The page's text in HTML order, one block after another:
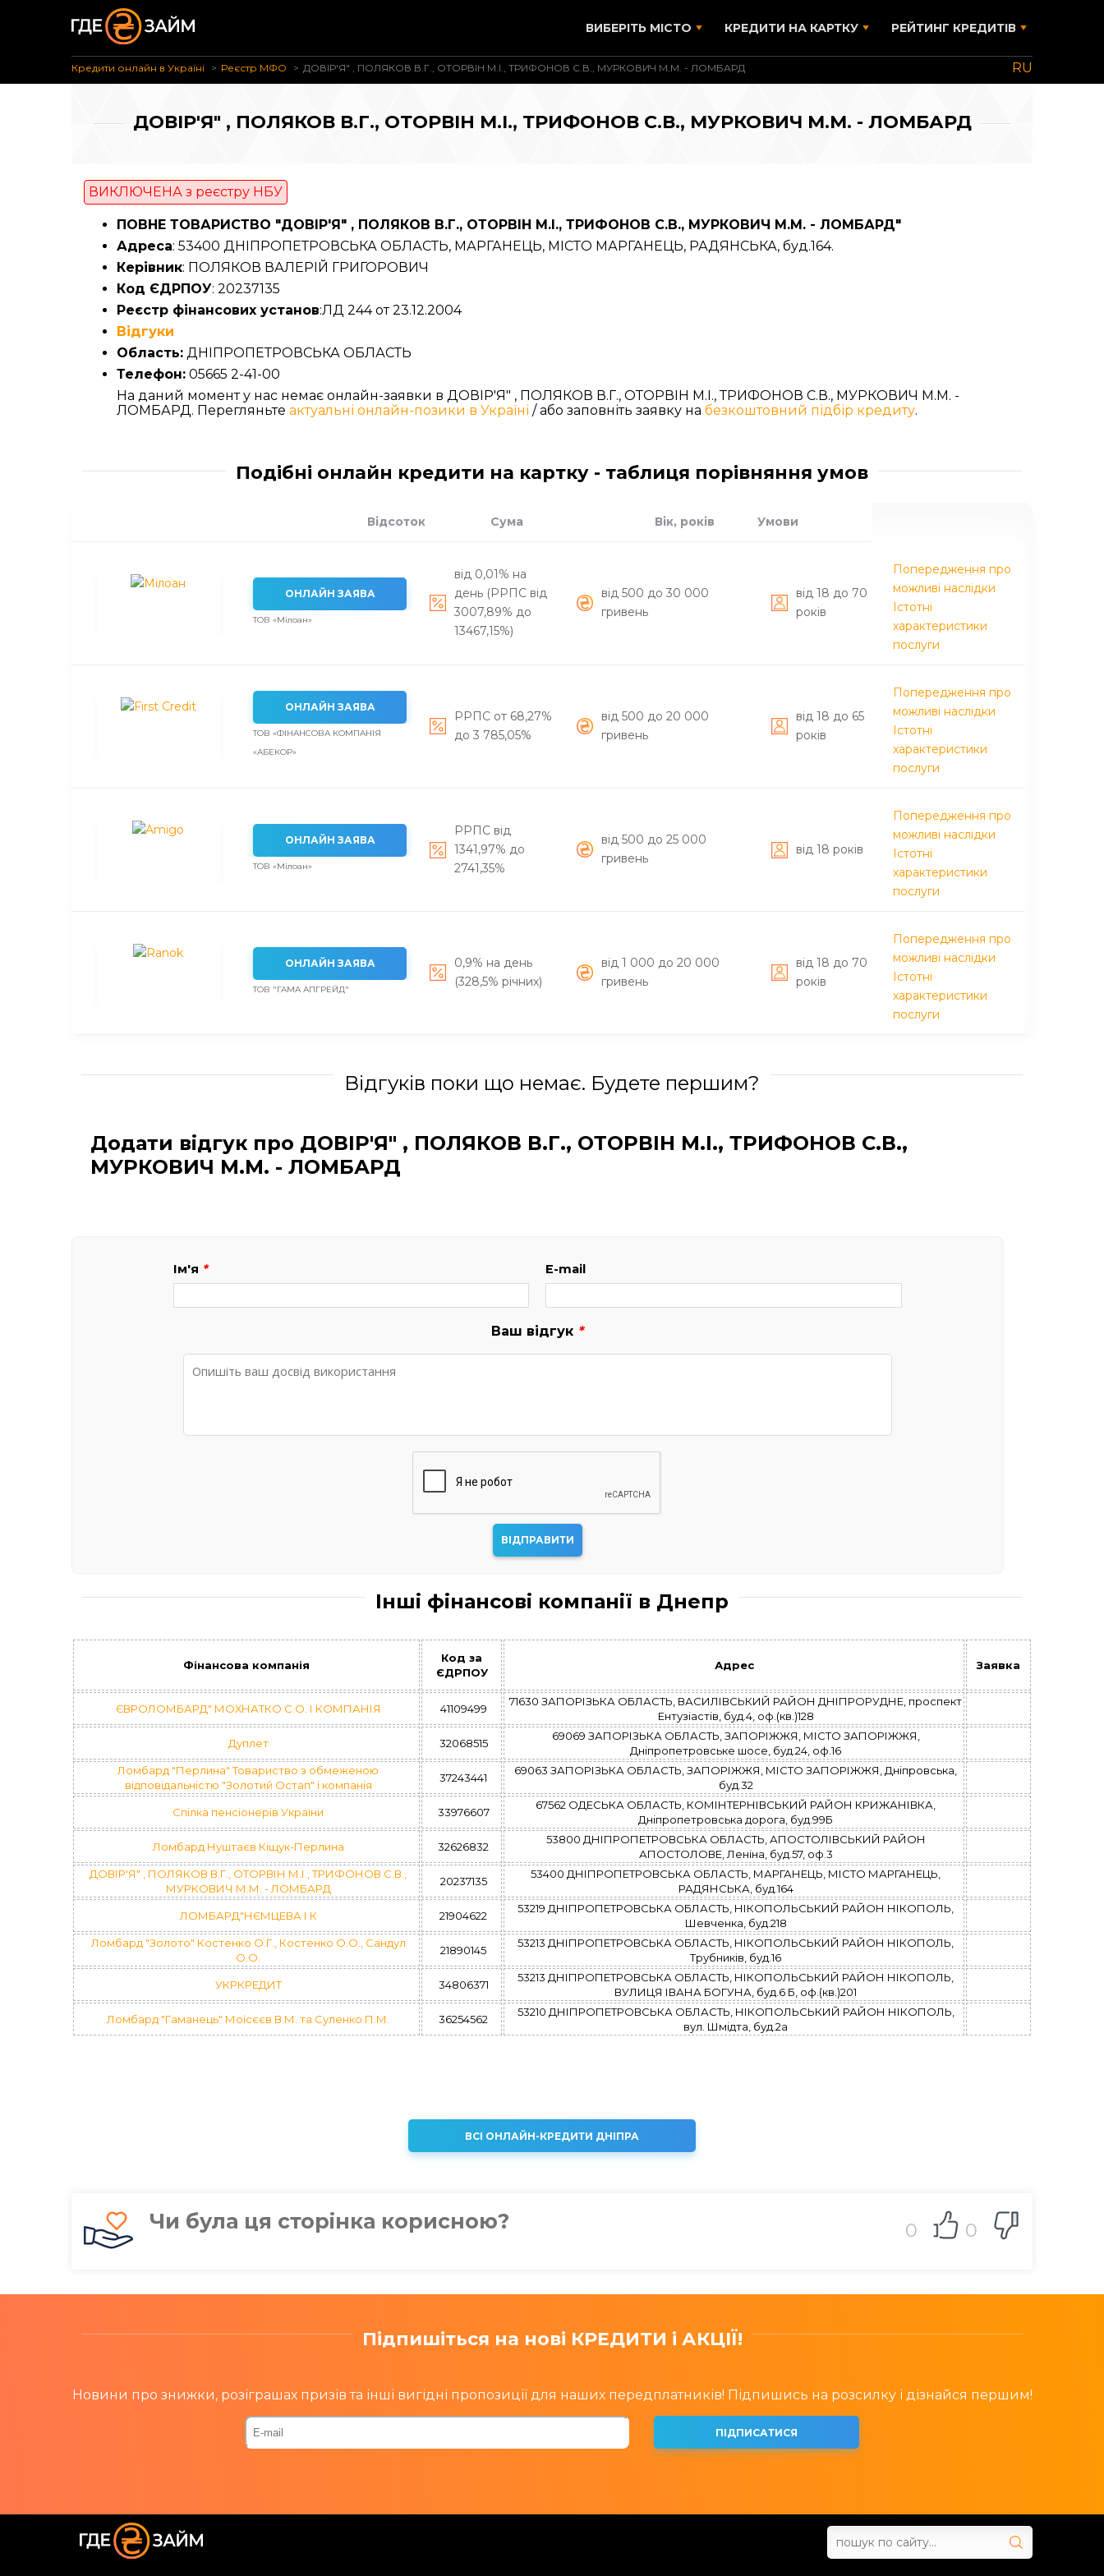
ВИБЕРІТЬ МІСТО КРЕДИТИ НА КАРТКУ РЕЙТИНГ КРЕДИТІВ
Кредити онлайн в Україні Реєстр МФО ДОВІР'Я" , ПОЛЯКОВ В.Г., ОТОРВІН М.І., ТРИФОНОВ С.В., МУРКОВИЧ М.М. - ЛОМБАРД RU
ДОВІР'Я" , ПОЛЯКОВ В.Г., ОТОРВІН М.І., ТРИФОНОВ С.В., МУРКОВИЧ М.М. - ЛОМБАРД
ВИКЛЮЧЕНА з реєстру НБУ
ПОВНЕ ТОВАРИСТВО "ДОВІР'Я" , ПОЛЯКОВ В.Г., ОТОРВІН М.І., ТРИФОНОВ С.В., МУРКОВИЧ М.М. - ЛОМБАРД"
Адреса: 53400 ДНІПРОПЕТРОВСЬКА ОБЛАСТЬ, МАРГАНЕЦЬ, МІСТО МАРГАНЕЦЬ, РАДЯНСЬКА, буд.164.
Керівник: ПОЛЯКОВ ВАЛЕРІЙ ГРИГОРОВИЧ
Код ЄДРПОУ: 20237135
Реєстр фінансових установ:ЛД 244 от 23.12.2004
Відгуки
Область: ДНІПРОПЕТРОВСЬКА ОБЛАСТЬ
Телефон: 05665 2-41-00
На даний момент у нас немає онлайн-заявки в ДОВІР'Я" , ПОЛЯКОВ В.Г., ОТОРВІН М.І., ТРИФОНОВ С.В., МУРКОВИЧ М.М. -
ЛОМБАРД. Перегляньте актуальні онлайн-позики в Україні / або заповніть заявку на безкоштовний підбір кредиту.
Подібні онлайн кредити на картку - таблиця порівняння умов
Відсоток Сума Вік, років Умови
ОНЛАЙН ЗАЯВА
ТОВ «Мілоан»
від 0,01% на
день (РРПС від
3007,89% до
13467,15%)
вiд 500 до 30 000
гривень
вiд 18 до 70
рокiв
Попередження про
можливі наслідки
Істотні
характеристики
послуги
ОНЛАЙН ЗАЯВА
ТОВ «ФІНАНСОВА КОМПАНІЯ
«АБЕКОР»
РРПС от 68,27%
до 3 785,05%
вiд 500 до 20 000
гривень
вiд 18 до 65
рокiв
Попередження про
можливі наслідки
Істотні
характеристики
послуги
ОНЛАЙН ЗАЯВА
ТОВ «Мілоан»
РРПС від
1341,97% до
2741,35%
вiд 500 до 25 000
гривень
вiд 18 рокiв
Попередження про
можливі наслідки
Істотні
характеристики
послуги
ОНЛАЙН ЗАЯВА
ТОВ "ГАМА АПГРЕЙД"
0,9% на день
(328,5% річних)
вiд 1 000 до 20 000
гривень
вiд 18 до 70
рокiв
Попередження про
можливі наслідки
Істотні
характеристики
послуги
Відгуків поки що немає. Будете першим?
Додати відгук про ДОВІР'Я" , ПОЛЯКОВ В.Г., ОТОРВІН М.І., ТРИФОНОВ С.В.,
МУРКОВИЧ М.М. - ЛОМБАРД
Ім'я * E-mail
Ваш відгук *
Інші фінансові компанії в Днепр
Фінансова компанія
Код за
ЄДРПОУ
Адрес Заявка
ЄВРОЛОМБАРД" МОХНАТКО С.О. І КОМПАНІЯ 41109499
71630 ЗАПОРІЗЬКА ОБЛАСТЬ, ВАСИЛІВСЬКИЙ РАЙОН ДНІПРОРУДНЕ, проспект
Ентузіастів, буд.4, оф.(кв.)128
Дуплет 32068515
69069 ЗАПОРІЗЬКА ОБЛАСТЬ, ЗАПОРІЖЖЯ, МІСТО ЗАПОРІЖЖЯ,
Дніпропетровське шосе, буд.24, оф.16
Ломбард "Перлина" Товариство з обмеженою
відповідальністю "Золотий Остап" і компанія
37243441
69063 ЗАПОРІЗЬКА ОБЛАСТЬ, ЗАПОРІЖЖЯ, МІСТО ЗАПОРІЖЖЯ, Дніпровська,
буд.32
Спілка пенсіонерів України 33976607
67562 ОДЕСЬКА ОБЛАСТЬ, КОМІНТЕРНІВСЬКИЙ РАЙОН КРИЖАНІВКА,
Дніпропетровська дорога, буд.99Б
Ломбард Нуштаєв Кіщук-Перлина 32626832
53800 ДНІПРОПЕТРОВСЬКА ОБЛАСТЬ, АПОСТОЛІВСЬКИЙ РАЙОН
АПОСТОЛОВЕ, Леніна, буд.57, оф.3
ДОВІР'Я" , ПОЛЯКОВ В.Г., ОТОРВІН М.І., ТРИФОНОВ С.В.,
МУРКОВИЧ М.М. - ЛОМБАРД
20237135
53400 ДНІПРОПЕТРОВСЬКА ОБЛАСТЬ, МАРГАНЕЦЬ, МІСТО МАРГАНЕЦЬ,
РАДЯНСЬКА, буд.164
ЛОМБАРД"НЄМЦЕВА І К 21904622
53219 ДНІПРОПЕТРОВСЬКА ОБЛАСТЬ, НІКОПОЛЬСЬКИЙ РАЙОН НІКОПОЛЬ,
Шевченка, буд.218
Ломбард "Золото" Костенко О.Г., Костенко О.О., Сандул
О.О.
21890145
53213 ДНІПРОПЕТРОВСЬКА ОБЛАСТЬ, НІКОПОЛЬСЬКИЙ РАЙОН НІКОПОЛЬ,
Трубників, буд.16
УКРКРЕДИТ 34806371
53213 ДНІПРОПЕТРОВСЬКА ОБЛАСТЬ, НІКОПОЛЬСЬКИЙ РАЙОН НІКОПОЛЬ,
ВУЛИЦЯ ІВАНА БОГУНА, буд.6 Б, оф.(кв.)201
Ломбард "Гаманець" Моісєєв В.М. та Суленко П.М. 36254562
53210 ДНІПРОПЕТРОВСЬКА ОБЛАСТЬ, НІКОПОЛЬСЬКИЙ РАЙОН НІКОПОЛЬ,
вул. Шмідта, буд.2а
ВСІ ОНЛАЙН-КРЕДИТИ ДНІПРА
Чи була ця сторінка корисною? 0 0
Підпишіться на нові КРЕДИТИ і АКЦІЇ!
Новини про знижки, розіграшах призів та інші вигідні пропозиції для наших передплатників! Підпишись на розсилку і дізнайся першим!